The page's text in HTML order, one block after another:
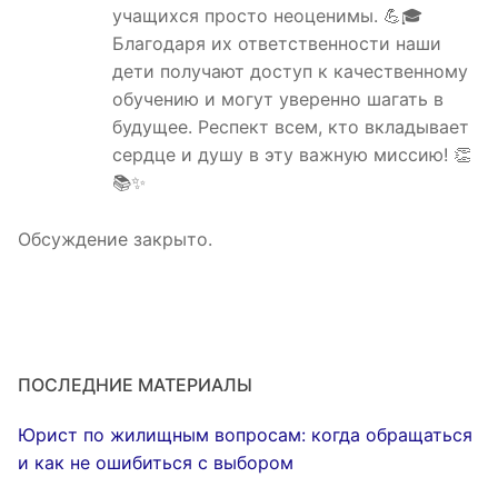
учащихся просто неоценимы. 💪🎓
Благодаря их ответственности наши
дети получают доступ к качественному
обучению и могут уверенно шагать в
будущее. Респект всем, кто вкладывает
сердце и душу в эту важную миссию! 👏
📚✨
Обсуждение закрыто.
ПОСЛЕДНИЕ МАТЕРИАЛЫ
Юрист по жилищным вопросам: когда обращаться
и как не ошибиться с выбором